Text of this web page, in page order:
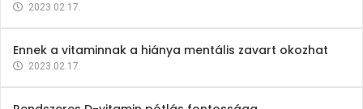
2023.02.17.
Ennek a vitaminnak a hiánya mentális zavart okozhat
2023.02.17.